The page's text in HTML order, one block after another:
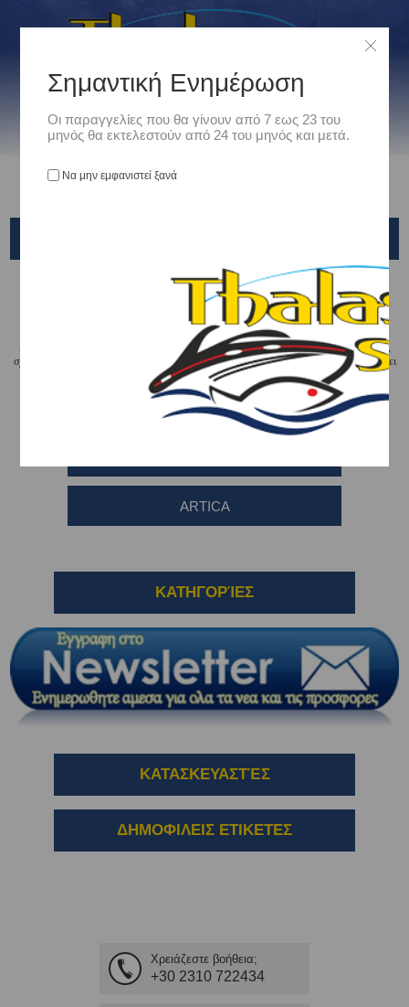
Ναυσιπλοϊα & Οργανα / ΠΥΞΙΔΕΣ RIVIERA
ΠΥΞΙΔΕΣ RIVIERA
Ακριβείς, απόλυτα αξιόπιστες και ανθεκτικές πυξίδες διατίθενται σε μεγάλη ποικιλία,
σχεδίων και χρωμάτων για οποιαδήποτε χρήση. Φέροντας την αξιοπιστία που προσφέρει
το όνομα RIVIERA με την πολύχρονη πείρα στην επιστημονική ανάπτυξη πυξίδων,
εγγυώνται τον καλό προσανατολισμό σας στα ταξίδια σας.
ARTICA
ΚΑΤΗΓΟΡΊΕΣ
ΚΑΤΑΣΚΕΥΑΣΤΈΣ
ΔΗΜΟΦΙΛΕΙΣ ΕΤΙΚΕΤΕΣ
Χρειάζεστε βοήθεια;
+30 2310 722434
Σημαντική Ενημέρωση
Οι παραγγελίες που θα γίνουν από 7 εως 23 του
μηνός θα εκτελεστούν από 24 του μηνός και μετά.
Να μην εμφανιστεί ξανά